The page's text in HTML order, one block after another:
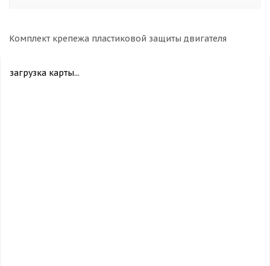
Комплект крепежа пластиковой защиты двигателя
загрузка карты...